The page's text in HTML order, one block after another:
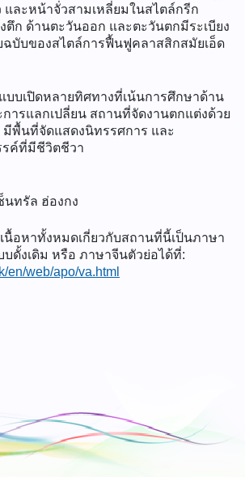
ละหน้าจั่วสามเหลี่ยมในสไตล์กรีก
ตึก ด้านตะวันออก และตะวันตกมีระเบียง
ฉบับของสไตล์การฟื้นฟูคลาสสิกสมัยเอ็ด
บบเปิดหลายทิศทางที่เน้นการศึกษาด้าน
ารแลกเปลี่ยน สถานที่จัดงานตกแต่งด้วย
พื้นที่จัดแสดงนิทรรศการ และ
รค์ที่มีชีวิตชีวา
นทรัล ฮ่องกง
นื้อหาทั้งหมดเกี่ยวกับสถานที่นี้เป็นภาษา
ดั้งเดิม หรือ ภาษาจีนตัวย่อได้ที่:
en/web/apo/va.html